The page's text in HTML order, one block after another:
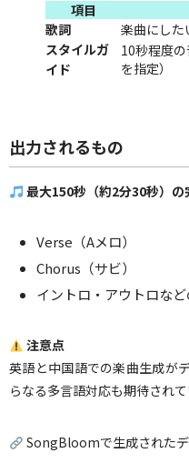
項目
歌詞
楽曲にした
スタイルガ
イド
10秒程度
を指定）
出力されるもの
最大150秒（約2分30秒）の
Verse（Aメロ）
Chorus（サビ）
イントロ・アウトロな
注意点
英語と中国語での楽曲生成が
らなる多言語対応も期待されて
SongBloomで生成された